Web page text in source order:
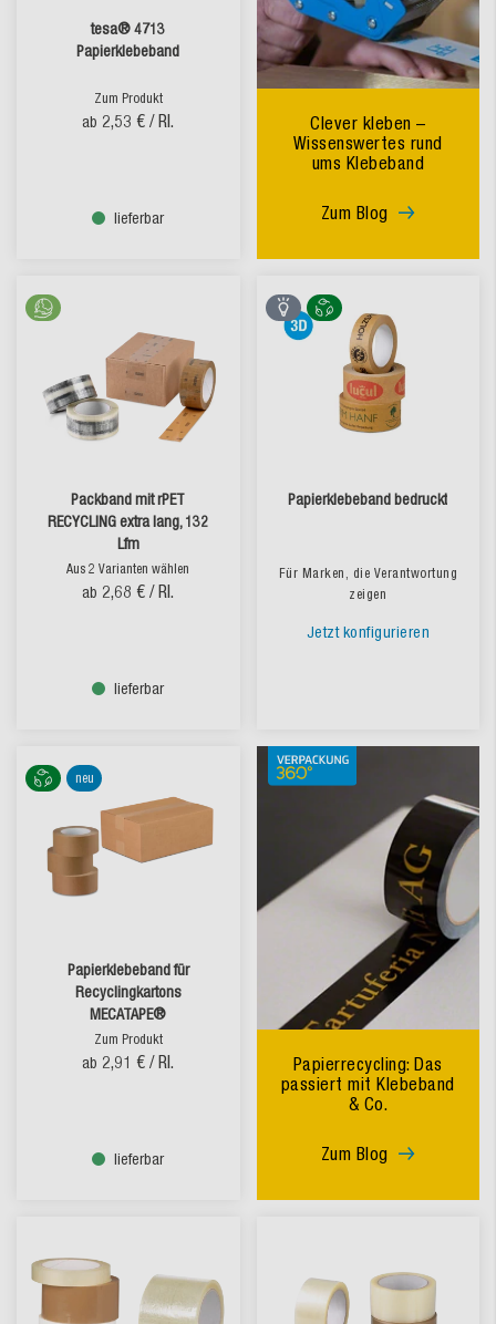
tesa® 4713
Papierklebeband
Zum Produkt
ab 2,53 € / Rl.
lieferbar
Clever kleben –
Wissenswertes rund
ums Klebeband
Zum Blog
Packband mit rPET
RECYCLING extra lang, 132
Lfm
Aus 2 Varianten wählen
ab 2,68 € / Rl.
lieferbar
Papierklebeband bedruckt
Für Marken, die Verantwortung
zeigen
Jetzt konfigurieren
neu
Papierklebeband für
Recyclingkartons
MECATAPE®
Zum Produkt
ab 2,91 € / Rl.
lieferbar
Papierrecycling: Das
passiert mit Klebeband
& Co.
Zum Blog